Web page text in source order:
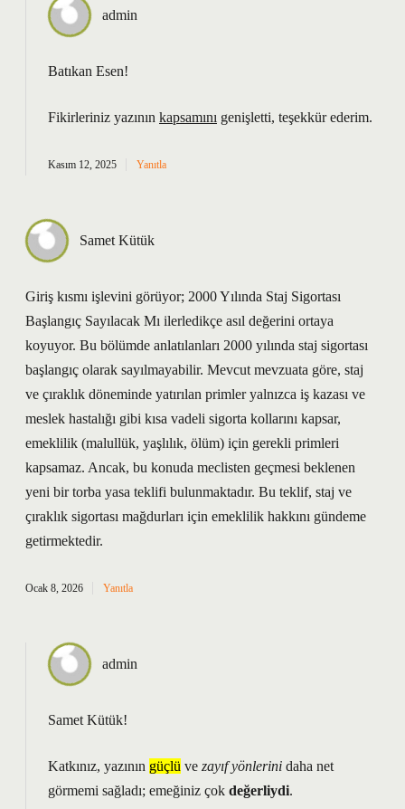
admin
Batıkan Esen!
Fikirleriniz yazının kapsamını genişletti, teşekkür ederim.
Kasım 12, 2025 Yanıtla
Samet Kütük
Giriş kısmı işlevini görüyor; 2000 Yılında Staj Sigortası
Başlangıç Sayılacak Mı ilerledikçe asıl değerini ortaya
koyuyor. Bu bölümde anlatılanları 2000 yılında staj sigortası
başlangıç olarak sayılmayabilir. Mevcut mevzuata göre, staj
ve çıraklık döneminde yatırılan primler yalnızca iş kazası ve
meslek hastalığı gibi kısa vadeli sigorta kollarını kapsar,
emeklilik (malullük, yaşlılık, ölüm) için gerekli primleri
kapsamaz. Ancak, bu konuda meclisten geçmesi beklenen
yeni bir torba yasa teklifi bulunmaktadır. Bu teklif, staj ve
çıraklık sigortası mağdurları için emeklilik hakkını gündeme
getirmektedir.
Ocak 8, 2026 Yanıtla
admin
Samet Kütük!
Katkınız, yazının güçlü ve zayıf yönlerini daha net
görmemi sağladı; emeğiniz çok değerliydi.